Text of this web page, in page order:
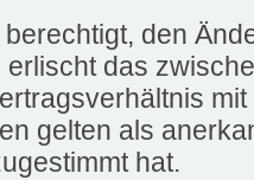
den
das
gelten als
hat.